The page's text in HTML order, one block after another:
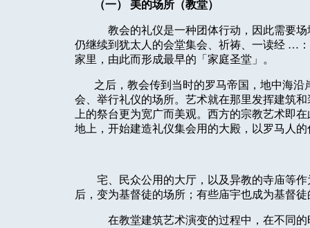
（一） 美的场所（教堂）
教会的礼仪是一种团体行动，因此需要
仍继续到犹太人的会堂集会、祈祷、一读经 …
家里，由此而形成最早的「家庭圣堂」。
之后，教会传到当时的罗马帝国，地中海
会、举行礼仪的场所。艺术就在那里发挥建筑
上的祭台更为宽广而美观。西方的宗教艺术即
地上，开始建造礼仪集会用的大殿，以罗马人的
宅、民众公用的大厅，以及异教的寺庙等
后，变为基督徒的场所；有些庙宇也成为基督
在教堂建筑艺术演变的过程中，在不同